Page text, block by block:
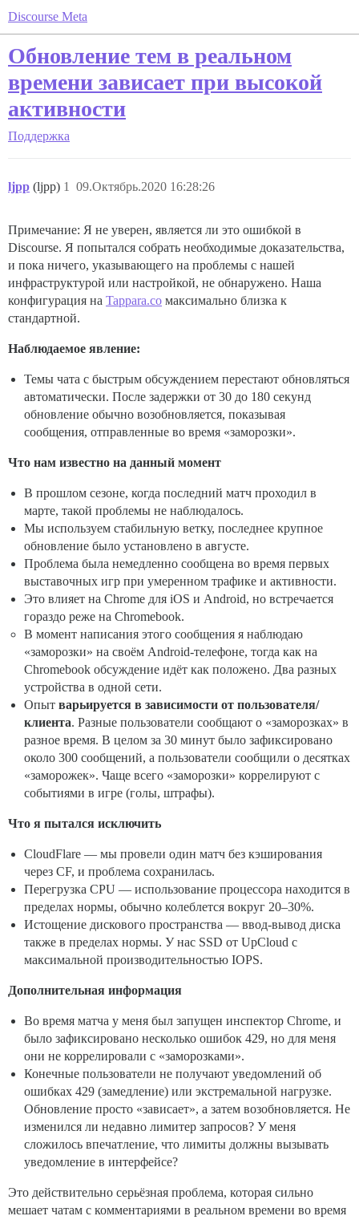
Discourse Meta
Обновление тем в реальном
времени зависает при высокой
активности
Поддержка
ljpp (ljpp) 09.Октябрь.2020 16:28:26
1
Примечание: Я не уверен, является ли это ошибкой в
Discourse. Я попытался собрать необходимые доказательства,
и пока ничего, указывающего на проблемы с нашей
инфраструктурой или настройкой, не обнаружено. Наша
конфигурация на Tappara.co максимально близка к
стандартной.
Наблюдаемое явление:
Темы чата с быстрым обсуждением перестают обновляться
автоматически. После задержки от 30 до 180 секунд
обновление обычно возобновляется, показывая
сообщения, отправленные во время «заморозки».
Что нам известно на данный момент
В прошлом сезоне, когда последний матч проходил в
марте, такой проблемы не наблюдалось.
Мы используем стабильную ветку, последнее крупное
обновление было установлено в августе.
Проблема была немедленно сообщена во время первых
выставочных игр при умеренном трафике и активности.
Это влияет на Chrome для iOS и Android, но встречается
гораздо реже на Chromebook.
В момент написания этого сообщения я наблюдаю
«заморозки» на своём Android-телефоне, тогда как на
Chromebook обсуждение идёт как положено. Два разных
устройства в одной сети.
Опыт варьируется в зависимости от пользователя/
клиента. Разные пользователи сообщают о «заморозках» в
разное время. В целом за 30 минут было зафиксировано
около 300 сообщений, а пользователи сообщили о десятках
«заморожек». Чаще всего «заморозки» коррелируют с
событиями в игре (голы, штрафы).
Что я пытался исключить
CloudFlare — мы провели один матч без кэширования
через CF, и проблема сохранилась.
Перегрузка CPU — использование процессора находится в
пределах нормы, обычно колеблется вокруг 20–30%.
Истощение дискового пространства — ввод-вывод диска
также в пределах нормы. У нас SSD от UpCloud с
максимальной производительностью IOPS.
Дополнительная информация
Во время матча у меня был запущен инспектор Chrome, и
было зафиксировано несколько ошибок 429, но для меня
они не коррелировали с «заморозками».
Конечные пользователи не получают уведомлений об
ошибках 429 (замедление) или экстремальной нагрузке.
Обновление просто «зависает», а затем возобновляется. Не
изменился ли недавно лимитер запросов? У меня
сложилось впечатление, что лимиты должны вызывать
уведомление в интерфейсе?
Это действительно серьёзная проблема, которая сильно
мешает чатам с комментариями в реальном времени во время